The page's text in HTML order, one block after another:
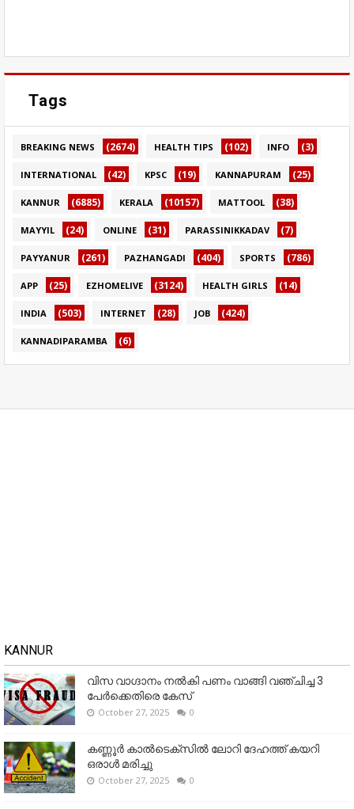
Tags
BREAKING NEWS (2674) HEALTH TIPS (102) INFO (3)
INTERNATIONAL (42) KPSC (19) KANNAPURAM (25)
KANNUR (6885) KERALA (10157) MATTOOL (38)
MAYYIL (24) ONLINE (31) PARASSINIKKADAV (7)
PAYYANUR (261) PAZHANGADI (404) SPORTS (786)
APP (25) EZHOMELIVE (3124) HEALTH GIRLS (14)
INDIA (503) INTERNET (28) JOB (424)
KANNADIPARAMBA (6)
KANNUR
വിസ വാഗ്ദാനം നൽകി പണം വാങ്ങി വഞ്ചിച്ച 3
പേർക്കെതിരെ കേസ്
October 27, 2025 0
കണ്ണൂര്‍ കാല്‍ടെക്‌സില്‍ ലോറി ദേഹത്ത് കയറി
ഒരാള്‍ മരിച്ചു
October 27, 2025 0